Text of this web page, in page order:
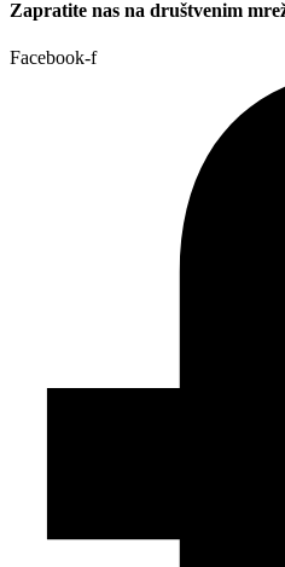
Zapratite nas na društvenim
Facebook-f